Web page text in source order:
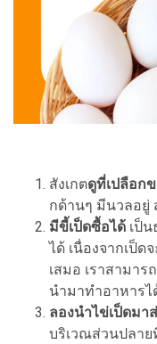
สังเกตดูที่เปลือก
กด้านๆ มีนวลอยู่
มีขี้เป็ดซื้อได้ เป็
ได้ เนื่องจากเป็ด
เสมอ เราสามา
นำมาทำอาหารไ
ลองนำไข่เป็ดมา
บริเวณส่วนปลา